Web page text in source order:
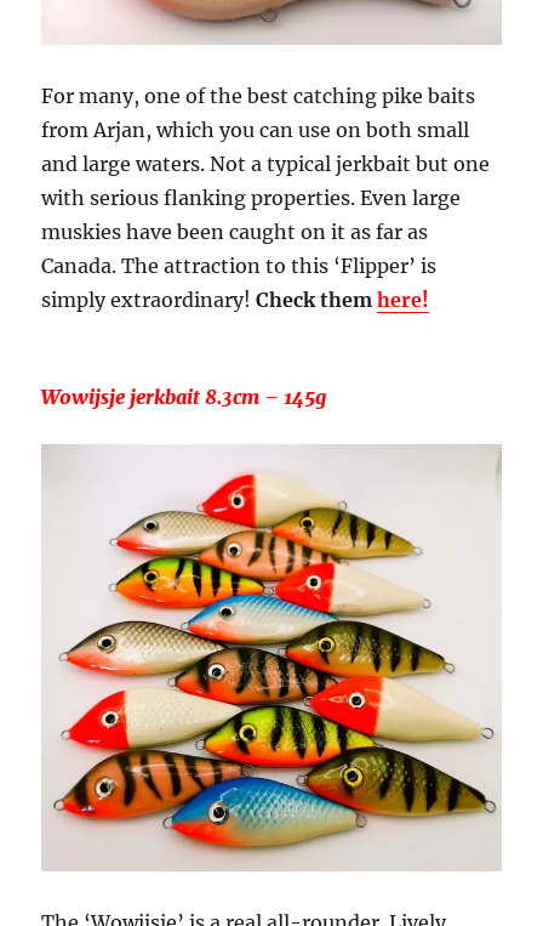
For many, one of the best catching pike baits
from Arjan, which you can use on both small
and large waters. Not a typical jerkbait but one
with serious flanking properties. Even large
muskies have been caught on it as far as
Canada. The attraction to this ‘Flipper’ is
simply extraordinary!Check themhere!
Wowijsje jerkbait 8.3cm – 145g